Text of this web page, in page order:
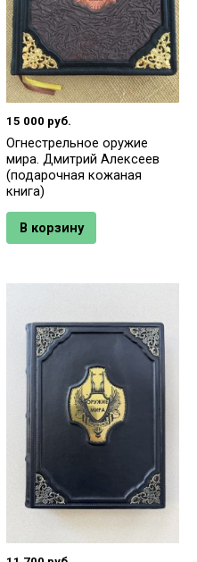
15 000 руб.
Огнестрельное оружие
мира. Дмитрий Алексеев
(подарочная кожаная
книга)
В корзину